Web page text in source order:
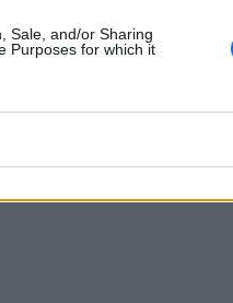
Sale, and/or Sharing
Purposes for which it
αξιωματικός
την εξίσωση
παραβίασή